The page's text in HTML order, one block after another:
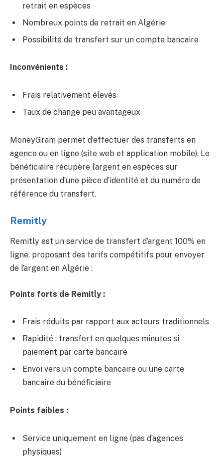
retrait en espèces
Nombreux points de retrait en Algérie
Possibilité de transfert sur un compte bancaire
Inconvénients :
Frais relativement élevés
Taux de change peu avantageux
MoneyGram permet d’effectuer des transferts en
agence ou en ligne (site web et application mobile). Le
bénéficiaire récupère l’argent en espèces sur
présentation d’une pièce d’identité et du numéro de
référence du transfert.
Remitly
Remitly est un service de transfert d’argent 100% en
ligne, proposant des tarifs compétitifs pour envoyer
de l’argent en Algérie :
Points forts de Remitly :
Frais réduits par rapport aux acteurs traditionnels
Rapidité : transfert en quelques minutes si
paiement par carte bancaire
Envoi vers un compte bancaire ou une carte
bancaire du bénéficiaire
Points faibles :
Service uniquement en ligne (pas d’agences
physiques)